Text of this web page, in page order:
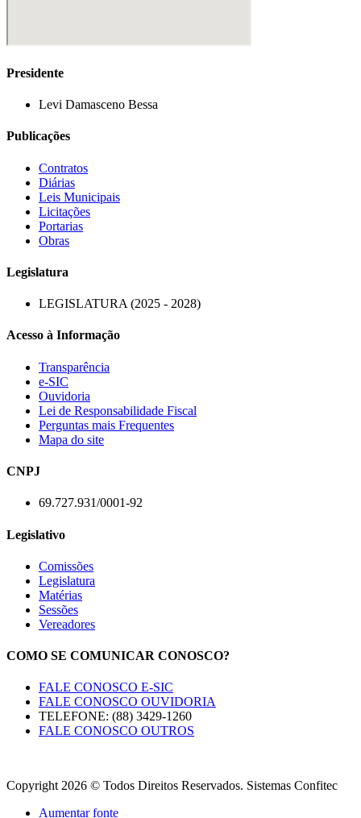
Presidente
Levi Damasceno Bessa
Publicações
Contratos
Diárias
Leis Municipais
Licitações
Portarias
Obras
Legislatura
LEGISLATURA (2025 - 2028)
Acesso à Informação
Transparência
e-SIC
Ouvidoria
Lei de Responsabilidade Fiscal
Perguntas mais Frequentes
Mapa do site
CNPJ
69.727.931/0001-92
Legislativo
Comissões
Legislatura
Matérias
Sessões
Vereadores
COMO SE COMUNICAR CONOSCO?
FALE CONOSCO E-SIC
FALE CONOSCO OUVIDORIA
TELEFONE: (88) 3429-1260
FALE CONOSCO OUTROS
Copyright 2026 © Todos Direitos Reservados. Sistemas Confitec
Aumentar fonte